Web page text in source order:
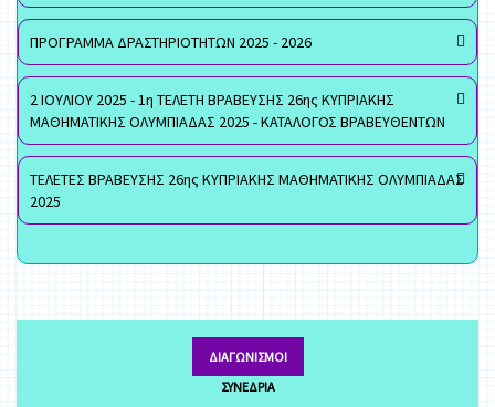
ΠΡΟΓΡΑΜΜΑ ΔΡΑΣΤΗΡΙΟΤΗΤΩΝ 2025 - 2026
2 ΙΟΥΛΙΟΥ 2025 - 1η ΤΕΛΕΤΗ ΒΡΑΒΕΥΣΗΣ 26ης ΚΥΠΡΙΑΚΗΣ
ΜΑΘΗΜΑΤΙΚΗΣ ΟΛΥΜΠΙΑΔΑΣ 2025 - ΚΑΤΑΛΟΓΟΣ ΒΡΑΒΕΥΘΕΝΤΩΝ
ΤΕΛΕΤΕΣ ΒΡΑΒΕΥΣΗΣ 26ης ΚΥΠΡΙΑΚΗΣ ΜΑΘΗΜΑΤΙΚΗΣ ΟΛΥΜΠΙΑΔΑΣ
2025
ΔΙΑΓΩΝΙΣΜΟΊ
ΣΥΝΈΔΡΙΑ